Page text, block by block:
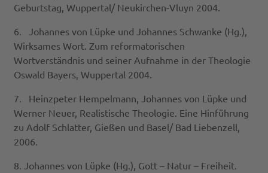
Geburtstag, Wuppertal/ Neukirchen-Vluyn 2004.
6. Johannes von Lüpke und Johannes Schwanke (Hg.),
Wirksames Wort. Zum reformatorischen
Wortverständnis und seiner Aufnahme in der Theologie
Oswald Bayers, Wuppertal 2004.
7. Heinzpeter Hempelmann, Johannes von Lüpke und
Werner Neuer, Realistische Theologie. Eine Hinführung
zu Adolf Schlatter, Gießen und Basel/ Bad Liebenzell,
2006.
8. Johannes von Lüpke (Hg.), Gott – Natur – Freiheit.